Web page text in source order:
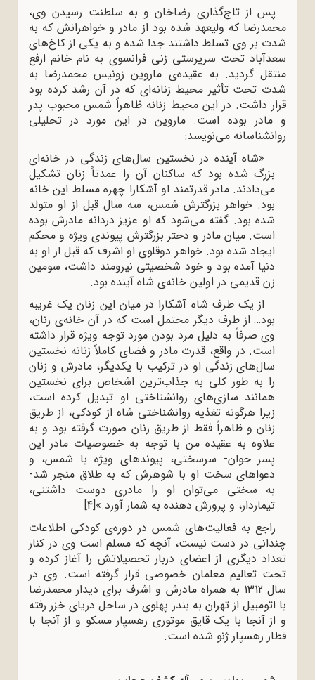
پس از تاج‌گذاری رضاخان و به سلطنت رسیدن وی،
محمدرضا که ولیعهد شده بود از مادر و خواهرانش که به
شدت بر وی تسلط داشتند جدا شده و به یکی از کاخ‌های
سعدآباد تحت سرپرستی زنی فرانسوی به نام خانم ارفع
منتقل گردید. به عقیده‌ی ماروین زونیس محمدرضا به
شدت تحت تأثیر محیط زنانه‌ای که در آن رشد کرده بود
قرار داشت. در این محیط زنانه ظاهراً شمس محبوب پدر
و مادر بوده است. ماروین در این مورد در تحلیلی
روانشناسانه می‌نویسد:
«شاه آینده در نخستین سال‌های زندگی در خانه‌ای
بزرگ شده بود که ساکنان آن را عمدتاً زنان تشکیل
می‌دادند. مادر قدرتمند او آشکارا چهره مسلط این خانه
بود. خواهر بزرگترش شمس، سه سال قبل از او متولد
شده بود. گفته می‌شود که او عزیز دردانه مادرش بوده
است. میان مادر و دختر بزرگترش پیوندی ویژه و محکم
ایجاد شده بود. خواهر دوقلوی او اشرف که قبل از او به
دنیا آمده بود و خود شخصیتی نیرومند داشت، سومین
زن قدیمی در اولین خانه‌ی شاه آینده بود.
از یک طرف شاه آشکارا در میان این زنان یک غریبه
بود… از طرف دیگر محتمل است که در آن خانه‌ی زنان،
وی صرفاً به دلیل مرد بودن مورد توجه ویژه قرار داشته
است. در واقع، قدرت مادر و فضای کاملاً زنانه نخستین
سال‌های زندگی او در ترکیب با یکدیگر، مادرش و زنان
را به طور کلی به جذاب‌ترین اشخاص برای نخستین
همانند سازی‌های روانشناختی او تبدیل کرده است،
زیرا هرگونه تغذیه روانشناختی شاه از کودکی، از طریق
زنان و ظاهراً فقط از طریق زنان صورت گرفته بود و به
علاوه به عقیده من با توجه به خصوصیات مادر این
پسر جوان- سرسختی، پیوندهای ویژه با شمس، و
دعواهای سخت او با شوهرش که به طلاق منجر شد-
به سختی می‌توان او را مادری دوست داشتنی،
تیماردار، و پرورش دهنده به شمار آورد.»[4]
راجع به فعالیت‌های شمس در دوره‌ی کودکی اطلاعات
چندانی در دست نیست، آنچه که مسلم است وی در کنار
تعداد دیگری از اعضای دربار تحصیلاتش را آغاز کرده و
تحت تعالیم معلمان خصوصی قرار گرفته است. وی در
سال 1312 به همراه مادرش و اشرف برای دیدار محمدرضا
با اتومبیل از تهران به بندر پهلوی در ساحل دریای خزر رفته
و از آنجا با یک قایق موتوری رهسپار مسکو و از آنجا با
قطار رهسپار ژنو شده است.